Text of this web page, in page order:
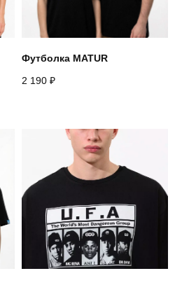
Футболка MATUR
2 190 ₽